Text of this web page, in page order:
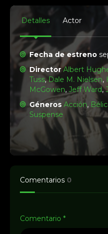
Detalles Actor
Fecha de estreno
Director Albert
Tuss,Dale M. Nielsen,
McGowen,Jeff Ward,
Géneros Acción,
Suspense
Comentarios 0
Comentario *